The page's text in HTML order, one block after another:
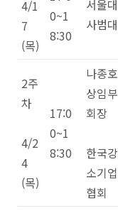
4/1
7
(목)
0~1
8:30
서울대
사범대
2주
차
4/2
4
(목)
17:0
0~1
8:30
나종호
상임부
회장
한국강
소기업
협회